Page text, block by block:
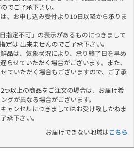
でご了承下さい。
、お申し込み受付より10日以降から承りま
指定不可」の表示があるものにつきまして
定は 出来ませんのでご了承下さい。
品は、気象状況により、承り終了日を早め
らせていただく場合がございます。また、
ていただく場合もございますので、ご了承
つ以上の商品をご注文の場合は、お届け希
グが異なる場合がございます。
ャンセルにつきましてはお受け致しかねま
承下さい。
お届けできない地域はこちら